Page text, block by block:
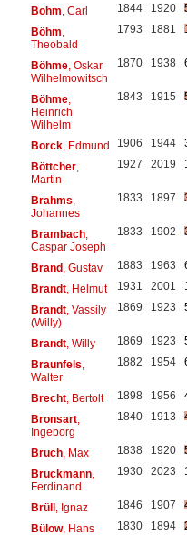
Bohm , Carl 1844 1920
Böhm
Theobald
1793 1881
Böhme, Oskar
Wilhelmowitsch
1870 1938
Böhme,
Heinrich
Wilhelm
1843 1915
Borck, Edmund 1906 1944
Böttcher,
Martin
1927 2019
Brahms
Johannes
1833 1897
Brambach,
Caspar Joseph
1833 1902
Brand, Gustav 1883 1963
Brandt, Helmut 1931 2001
Brandt, Vassily
(Willy)
1869 1923
Brandt, Willy 1869 1923
Braunfels
Walter
1882 1954
Brecht, Bertolt 1898 1956
Bronsart,
Ingeborg
1840 1913
Bruch, Max 1838 1920
Bruckmann,
Ferdinand
1930 2023
Brüll, Ignaz 1846 1907
Bülow, Hans 1830 1894